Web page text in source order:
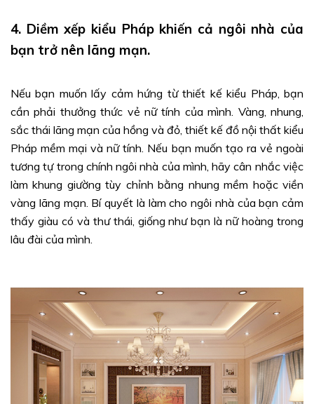
4. Diềm xếp kiểu Pháp khiến cả ngôi nhà của
bạn trở nên lãng mạn.
Nếu bạn muốn lấy cảm hứng từ thiết kế kiểu Pháp, bạn
cần phải thưởng thức vẻ nữ tính của mình. Vàng, nhung,
sắc thái lãng mạn của hồng và đỏ, thiết kế đồ nội thất kiểu
Pháp mềm mại và nữ tính. Nếu bạn muốn tạo ra vẻ ngoài
tương tự trong chính ngôi nhà của mình, hãy cân nhắc việc
làm khung giường tùy chỉnh bằng nhung mềm hoặc viền
vàng lãng mạn. Bí quyết là làm cho ngôi nhà của bạn cảm
thấy giàu có và thư thái, giống như bạn là nữ hoàng trong
lâu đài của mình.